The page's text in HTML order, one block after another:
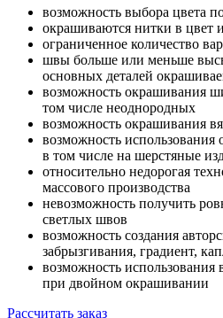
возможность выбора цвета
окрашиваются нитки в цвет
ограниченное количество
швы больше или меньше
основных деталей
возможность окрашивания
том числе неоднородных
возможность окрашивания
возможность
в том числе на шерстяные
относительно недорогая
массового производства
невозможность получить
светлых швов
возможность создания
забрызгивания, градиент,
возможность использования
при двойном окрашивании
Рассчитать заказ